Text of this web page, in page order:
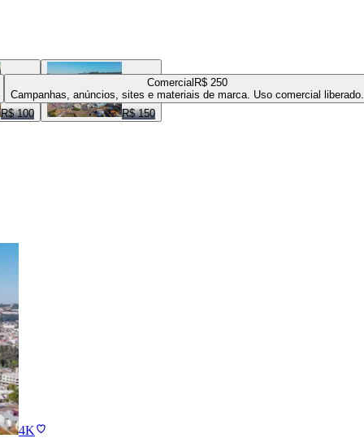
R$ 100 R$ 150
Comercial R$ 250
Campanhas, anúncios, sites e materiais de marca. Uso comercial liberado.
4K